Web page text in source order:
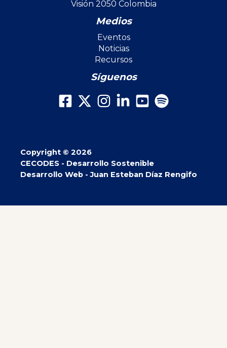
Visión 2050 Colombia
Medios
Eventos
Noticias
Recursos
Síguenos
Copyright © 2026
CECODES - Desarrollo Sostenible
Desarrollo Web - Juan Esteban Díaz Rengifo